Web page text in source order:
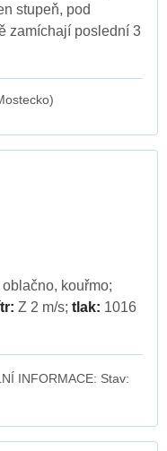
stupeň, pod
zamíchají poslední 3
oblačno, kouřmo;
Z 2 m/s; tlak: 1016
INFORMACE: Stav: